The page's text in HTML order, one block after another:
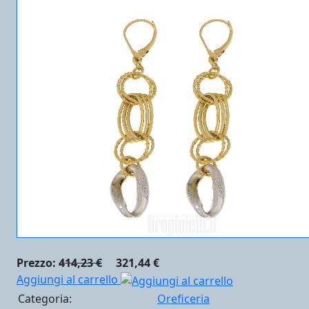
Prezzo: 414,23 €
321,44 €
Aggiungi al carrello
Categoria:
Oreficeria